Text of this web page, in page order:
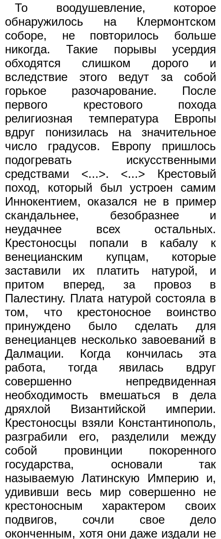
То воодушевление, которое
обнаружилось на Клермонтском
соборе, не повторилось больше
никогда. Такие порывы усердия
обходятся слишком дорого и
вследствие этого ведут за собой
горькое разочарование. После
первого крестового похода
религиозная температура Европы
вдруг понизилась на значительное
число градусов. Европу пришлось
подогревать искусственными
средствами <...>. <...> Крестовый
поход, который был устроен самим
Иннокентием, оказался не в пример
скандальнее, безобразнее и
неудачнее всех остальных.
Крестоносцы попали в кабалу к
венецианским купцам, которые
заставили их платить натурой, и
притом вперед, за провоз в
Палестину. Плата натурой состояла в
том, что крестоносное воинство
принуждено было сделать для
венецианцев несколько завоеваний в
Далмации. Когда кончилась эта
работа, тогда явилась вдруг
совершенно непредвиденная
необходимость вмешаться в дела
дряхлой Византийской империи.
Крестоносцы взяли Константинополь,
разграбили его, разделили между
собой провинции покоренного
государства, основали так
называемую Латинскую Империю и,
удививши весь мир совершенно не
крестоносным характером своих
подвигов, сочли свое дело
оконченным, хотя они даже издали не